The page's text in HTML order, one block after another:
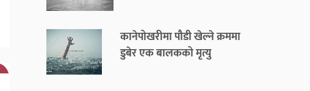
कानेपोखरीमा पौडी खेल्ने क्रममा
डुबेर एक बालकको मृत्यु